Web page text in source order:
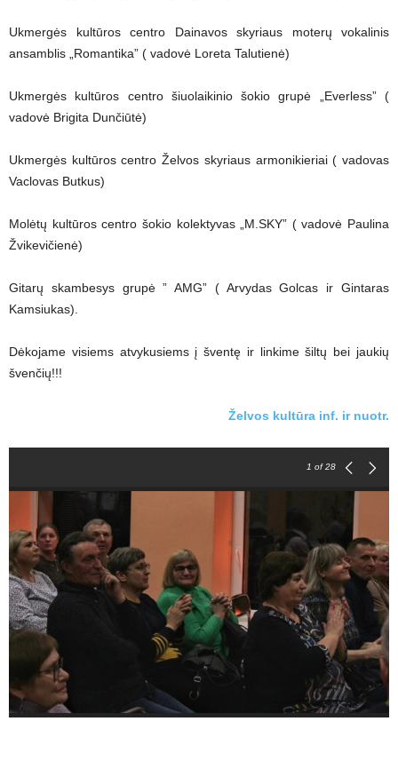
Ukmergės kultūros centro Dainavos skyriaus moterų vokalinis
ansamblis „Romantika” ( vadovė Loreta Talutienė)
Ukmergės kultūros centro šiuolaikinio šokio grupė „Everless” (
vadovė Brigita Dunčiūtė)
Ukmergės kultūros centro Želvos skyriaus armonikieriai ( vadovas
Vaclovas Butkus)
Molėtų kultūros centro šokio kolektyvas „M.SKY” ( vadovė Paulina
Žvikevičienė)
Gitarų skambesys grupė ” AMG” ( Arvydas Golcas ir Gintaras
Kamsiukas).
Dėkojame visiems atvykusiems į šventę ir linkime šiltų bei jaukių
švenčių!!!
Želvos kultūra inf. ir nuotr.
1 of 28